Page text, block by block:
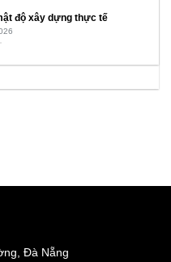
độ xây dựng thực tế
Đà Nẵng